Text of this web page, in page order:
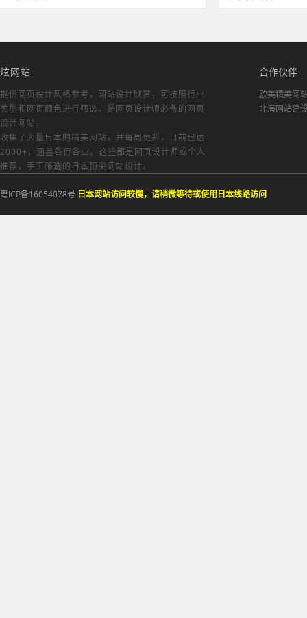
炫网站
提供网页设计风格参考， 网站设计欣赏 ，可按照行业
类型和网页颜色进行筛选，是网页设计师必备的网页
设计网站。
收集了大量日本的精美网站，并每周更新，目前已达
2000+，涵盖各行各业。这些都是网页设计师或个人
推荐，手工筛选的日本顶尖网站设计。
合作伙伴
欧美精美网
北海网站建
粤ICP备16054078号 日本网站访问较慢，请稍微等待或使用日本线路访问